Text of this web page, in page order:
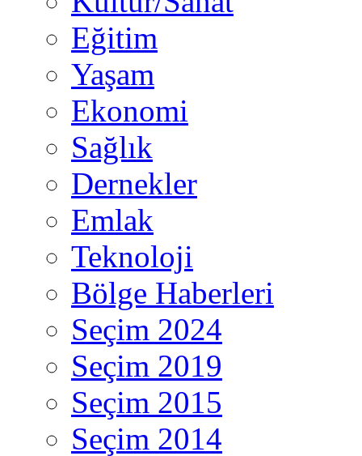
Eğitim
Yaşam
Ekonomi
Sağlık
Dernekler
Emlak
Teknoloji
Bölge Haberleri
Seçim 2024
Seçim 2019
Seçim 2015
Seçim 2014